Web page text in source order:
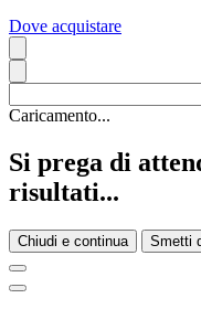
Dove acquistare
Caricamento...
Si prega di
risultati...
Chiudi e continua Smetti